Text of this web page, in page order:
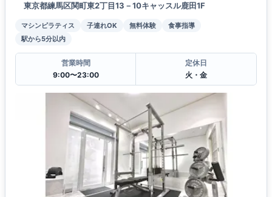
東京都練馬区関町東2丁目13－10キャッスル鹿田1F
マシンピラティス 子連れOK 無料体験
食事指導
駅から5分以内
営業時間
9:00〜23:00
定休日
火・金